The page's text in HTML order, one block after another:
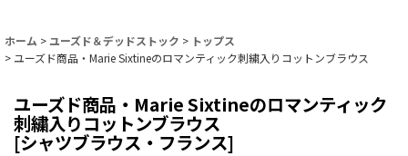
ホーム >ユーズド＆デッドストック > トップス
> ユーズド商品・Marie Sixtineのロマンティック刺繍入りコットンブラウス
ユーズド商品・Marie Sixtineのロマンティック
刺繍入りコットンブラウス
[シャツブラウス・フランス]